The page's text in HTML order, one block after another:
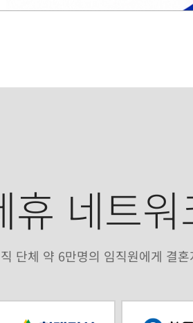
휴 네트워
단체 약 6만명의 임직원에게 결